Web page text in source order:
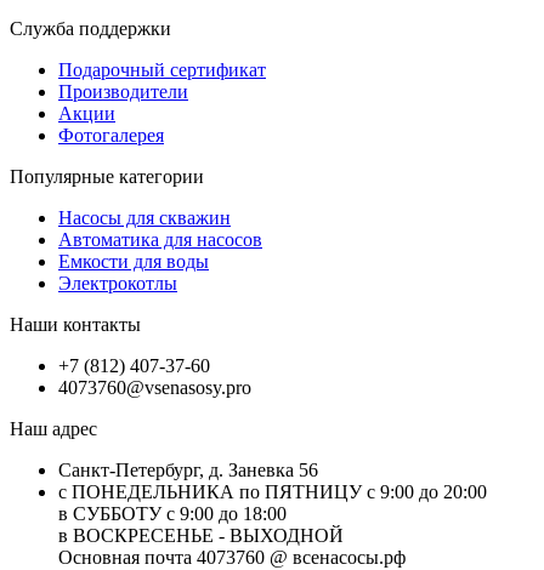
Служба поддержки
Подарочный сертификат
Производители
Акции
Фотогалерея
Популярные категории
Насосы для скважин
Автоматика для насосов
Емкости для воды
Электрокотлы
Наши контакты
+7 (812) 407-37-60
4073760@vsenasosy.pro
Наш адрес
Санкт-Петербург, д. Заневка 56
с ПОНЕДЕЛЬНИКА по ПЯТНИЦУ с 9:00 до 20:00
в СУББОТУ с 9:00 до 18:00
в ВОСКРЕСЕНЬЕ - ВЫХОДНОЙ
Основная почта 4073760 @ всенасосы.рф